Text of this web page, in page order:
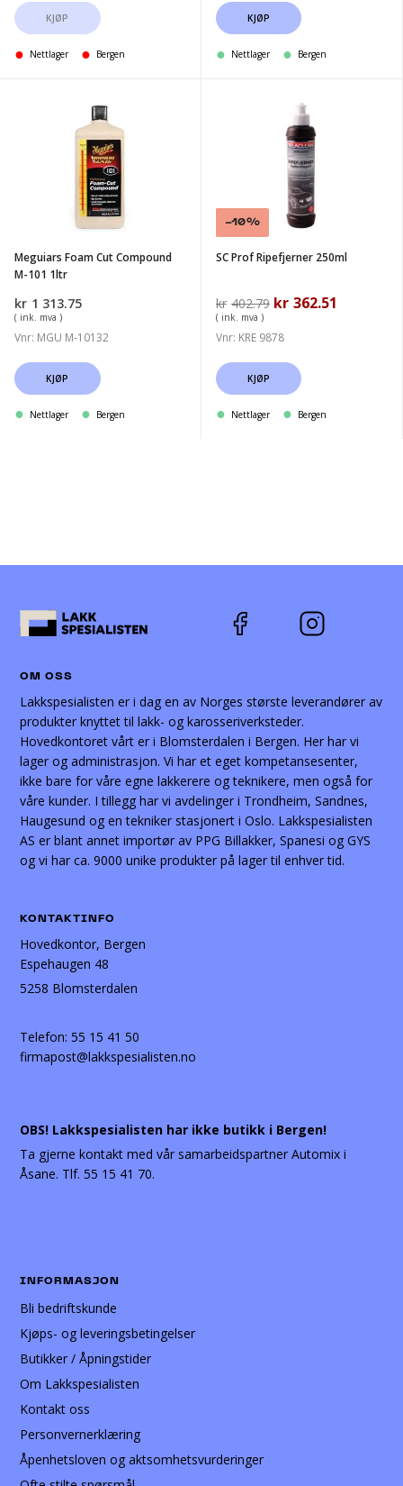
KJØP
Nettlager Bergen
034.63.
KJØP
Nettlager Bergen
Compound
Meguiars Foam Cut Compound
M-101 1ltr
kr 1 313.75
( ink. mva )
Vnr: MGU M-10132
KJØP
Nettlager Bergen
Salg!
Ripefjerner
-10%
SC Prof Ripefjerner 250ml
kr 402.79 Opprinnelig
var:
kr 362.51
( ink. mva )
Vnr: KRE 9878
KJØP
Nettlager Bergen
OM OSS
Lakkspesialisten er i dag en av Norges største leverandører av
produkter knyttet til lakk- og karosseriverksteder.
Hovedkontoret vårt er i Blomsterdalen i Bergen. Her har vi
lager og administrasjon. Vi har et eget kompetansesenter,
ikke bare for våre egne lakkerere og teknikere, men også for
våre kunder. I tillegg har vi avdelinger i Trondheim, Sandnes,
Haugesund og en tekniker stasjonert i Oslo. Lakkspesialisten
AS er blant annet importør av PPG Billakker, Spanesi og GYS
og vi har ca. 9000 unike produkter på lager til enhver tid.
KONTAKTINFO
Hovedkontor, Bergen
Espehaugen 48
5258 Blomsterdalen
Telefon:55 15 41 50
firmapost@lakkspesialisten.no
OBS! Lakkspesialisten har ikke butikk i Bergen!
Ta gjerne kontakt med vår samarbeidspartner Automix i
Åsane. Tlf. 55 15 41 70.
INFORMASJON
Bli bedriftskunde
Kjøps- og leveringsbetingelser
Butikker / Åpningstider
Om Lakkspesialisten
Kontakt oss
Personvernerklæring
Åpenhetsloven og aktsomhetsvurderinger